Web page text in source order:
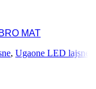
MAT
, Ugaone LED lajsne